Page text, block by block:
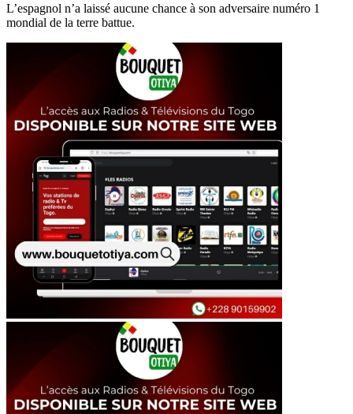
L’espagnol n’a laissé aucune chance à son adversaire numéro 1
mondial de la terre battue.